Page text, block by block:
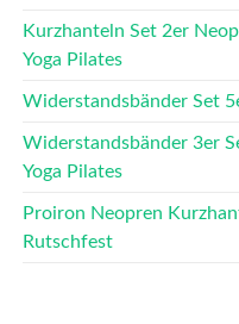
Kurzhanteln Set 2er
Yoga Pilates
Widerstandsbänder Set
Widerstandsbänder 3er
Yoga Pilates
Proiron Neopren
Rutschfest